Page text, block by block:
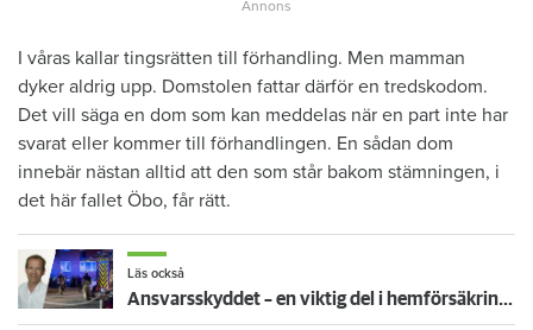
I våras kallar tingsrätten till förhandling. Men mamman
dyker aldrig upp. Domstolen fattar därför en tredskodom.
Det vill säga en dom som kan meddelas när en part inte har
svarat eller kommer till förhandlingen. En sådan dom
innebär nästan alltid att den som står bakom stämningen, i
det här fallet Öbo, får rätt.
Läs också
Ansvarsskyddet – en viktig del i hemförsäkringen